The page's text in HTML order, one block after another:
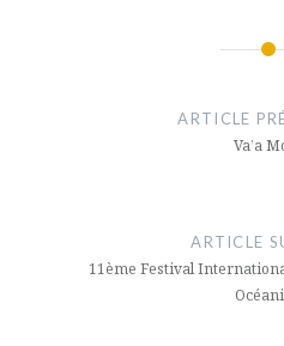
ARTICLE
Va’a
ARTICLE
11ème Festival